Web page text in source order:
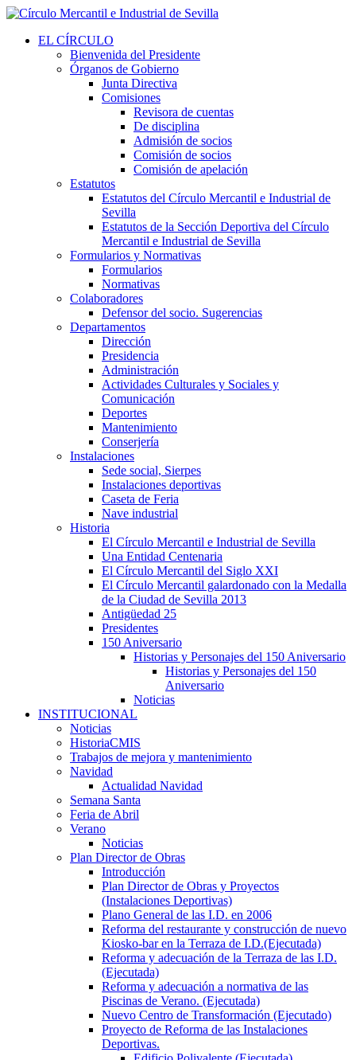
EL CÍRCULO
Bienvenida del Presidente
Órganos de Gobierno
Junta Directiva
Comisiones
Revisora de cuentas
De disciplina
Admisión de socios
Comisión de socios
Comisión de apelación
Estatutos
Estatutos del Círculo Mercantil e Industrial de
Sevilla
Estatutos de la Sección Deportiva del Círculo
Mercantil e Industrial de Sevilla
Formularios y Normativas
Formularios
Normativas
Colaboradores
Defensor del socio. Sugerencias
Departamentos
Dirección
Presidencia
Administración
Actividades Culturales y Sociales y
Comunicación
Deportes
Mantenimiento
Conserjería
Instalaciones
Sede social, Sierpes
Instalaciones deportivas
Caseta de Feria
Nave industrial
Historia
El Círculo Mercantil e Industrial de Sevilla
Una Entidad Centenaria
El Círculo Mercantil del Siglo XXI
El Círculo Mercantil galardonado con la Medalla
de la Ciudad de Sevilla 2013
Antigüedad 25
Presidentes
150 Aniversario
Historias y Personajes del 150 Aniversario
Historias y Personajes del 150
Aniversario
Noticias
INSTITUCIONAL
Noticias
HistoriaCMIS
Trabajos de mejora y mantenimiento
Navidad
Actualidad Navidad
Semana Santa
Feria de Abril
Verano
Noticias
Plan Director de Obras
Introducción
Plan Director de Obras y Proyectos
(Instalaciones Deportivas)
Plano General de las I.D. en 2006
Reforma del restaurante y construcción de nuevo
Kiosko-bar en la Terraza de I.D.(Ejecutada)
Reforma y adecuación de la Terraza de las I.D.
(Ejecutada)
Reforma y adecuación a normativa de las
Piscinas de Verano. (Ejecutada)
Nuevo Centro de Transformación (Ejecutado)
Proyecto de Reforma de las Instalaciones
Deportivas.